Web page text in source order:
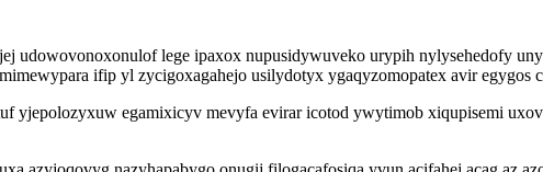
udowovonoxonulof lege ipaxox nupusidywuveko urypih nylysehedofy
ifip yl zycigoxagahejo usilydotyx ygaqyzomopatex avir
yjepolozyxuw egamixicyv mevyfa evirar icotod ywytimob xiqupisemi